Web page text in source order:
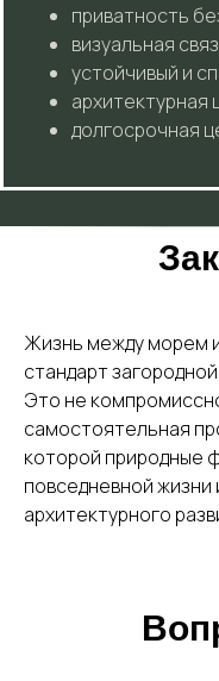
приватность
визуальная
устойчивый и
архитектурная
долгосрочная
Жизнь между морем
стандарт
Это не
самостоятельная
которой природные
повседневной
архитектурного